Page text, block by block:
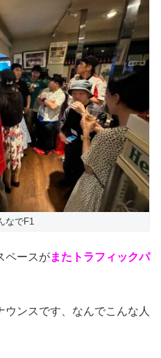
なでF1
ペースがまたトラフィックパ
ンスです、なんでこんな人